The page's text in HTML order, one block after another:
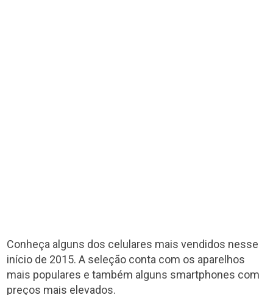
Conheça alguns dos celulares mais vendidos nesse
início de 2015. A seleção conta com os aparelhos
mais populares e também alguns smartphones com
preços mais elevados.